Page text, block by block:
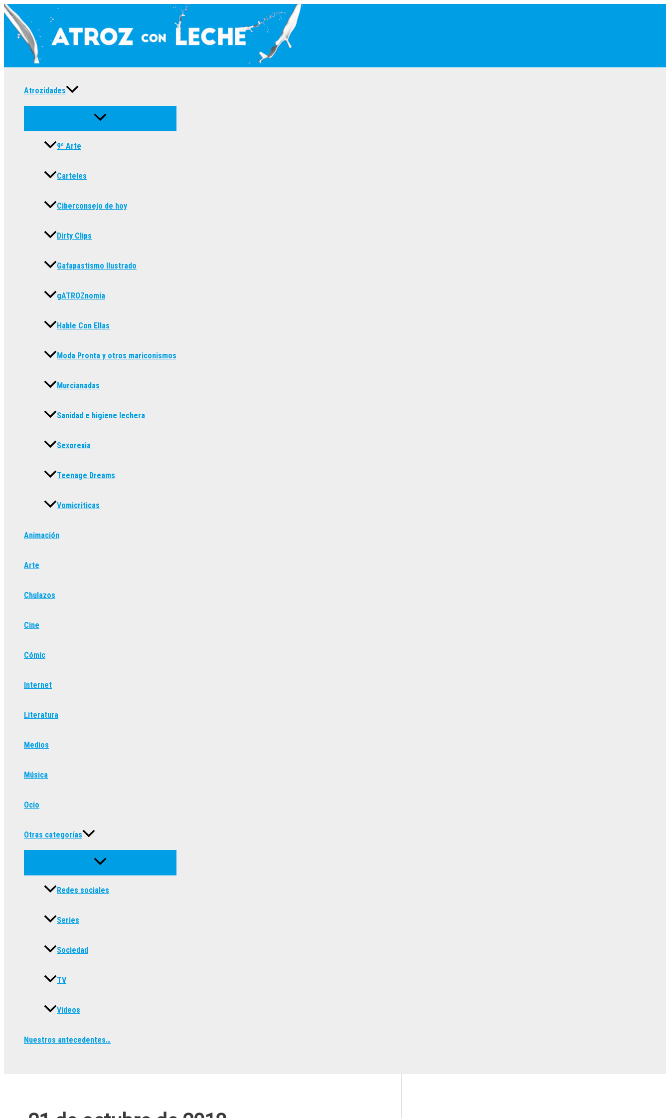
Ir
contenido
Atrozidades
9º Arte
Carteles
Ciberconsejo de hoy
Dirty Clips
Gafapastismo Ilustrado
gATROZnomia
Hable Con Ellas
Moda Pronta y otros mariconismos
Murcianadas
Sanidad e higiene lechera
Sexorexia
Teenage Dreams
Vomicriticas
Animación
Arte
Chulazos
Cine
Cómic
Internet
Literatura
Medios
Música
Ocio
Otras categorías
Redes sociales
Series
Sociedad
TV
Videos
Nuestros antecedentes…